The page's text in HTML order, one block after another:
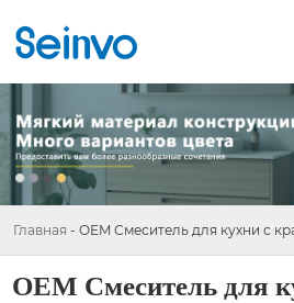
Главная - OEM Смеситель для кухни с
OEM Смеситель для